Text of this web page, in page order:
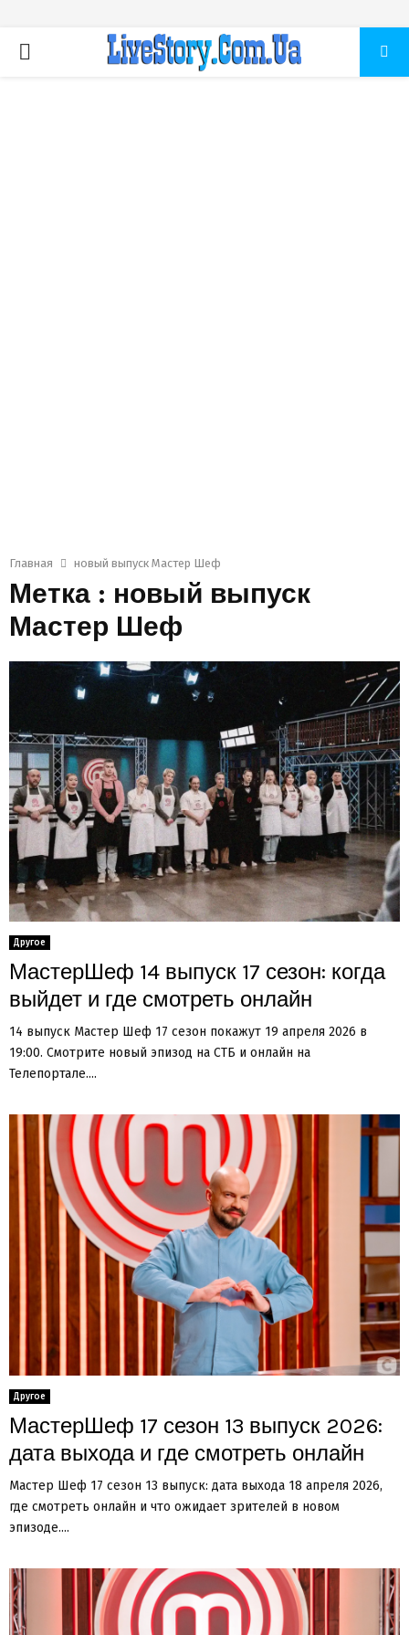
ПЕРВИЧНОЕ
Главная новый выпуск Мастер Шеф
Метка : новый выпуск
Мастер Шеф
Другое
МастерШеф 14 выпуск 17 сезон: когда
выйдет и где смотреть онлайн
14 выпуск Мастер Шеф 17 сезон покажут 19 апреля 2026 в
19:00. Смотрите новый эпизод на СТБ и онлайн на
Телепортале....
Другое
МастерШеф 17 сезон 13 выпуск 2026:
дата выхода и где смотреть онлайн
Мастер Шеф 17 сезон 13 выпуск: дата выхода 18 апреля 2026,
где смотреть онлайн и что ожидает зрителей в новом
эпизоде....